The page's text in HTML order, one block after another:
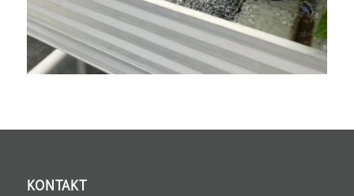
KONTAKT